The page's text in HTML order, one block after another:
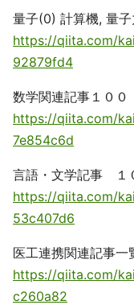
量子(0) 計算機, 量子
https://qiita.com/
92879fd4
数学関連記事１００
https://qiita.com/
7e854c6d
言語・文学記事 １
https://qiita.com/
53c407d6
医工連携関連記事一
https://qiita.com/
c260a82